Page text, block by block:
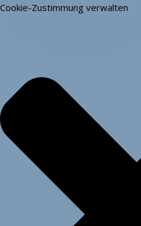
Cookie-Zustimmung verwalten